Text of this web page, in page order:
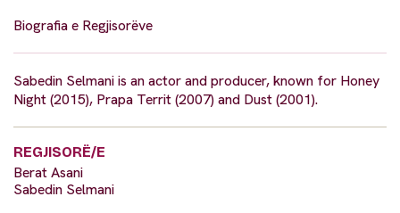
Biografia e Regjisorëve
Sabedin Selmani is an actor and producer, known for Honey
Night (2015), Prapa Territ (2007) and Dust (2001).
REGJISORË/E
Berat Asani
Sabedin Selmani